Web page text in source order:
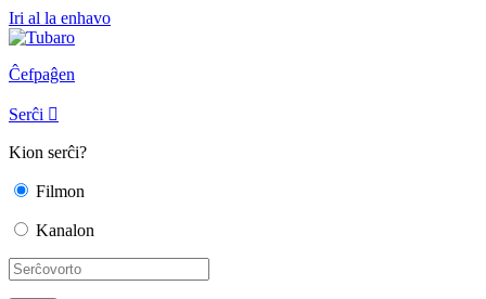
Iri al la enhavo
Ĉefpaĝen
Serĉi 
Kion serĉi?
Filmon
Kanalon